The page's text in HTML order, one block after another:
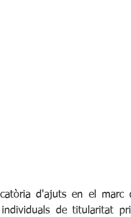
d'ajuts en el marc
de titularitat